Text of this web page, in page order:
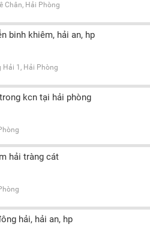
Chân, Hải Phòng
binh khiêm, hải an, hp
Hải 1, Hải Phòng
kcn tại hải phòng
hải tràng cát
hải, hải an, hp